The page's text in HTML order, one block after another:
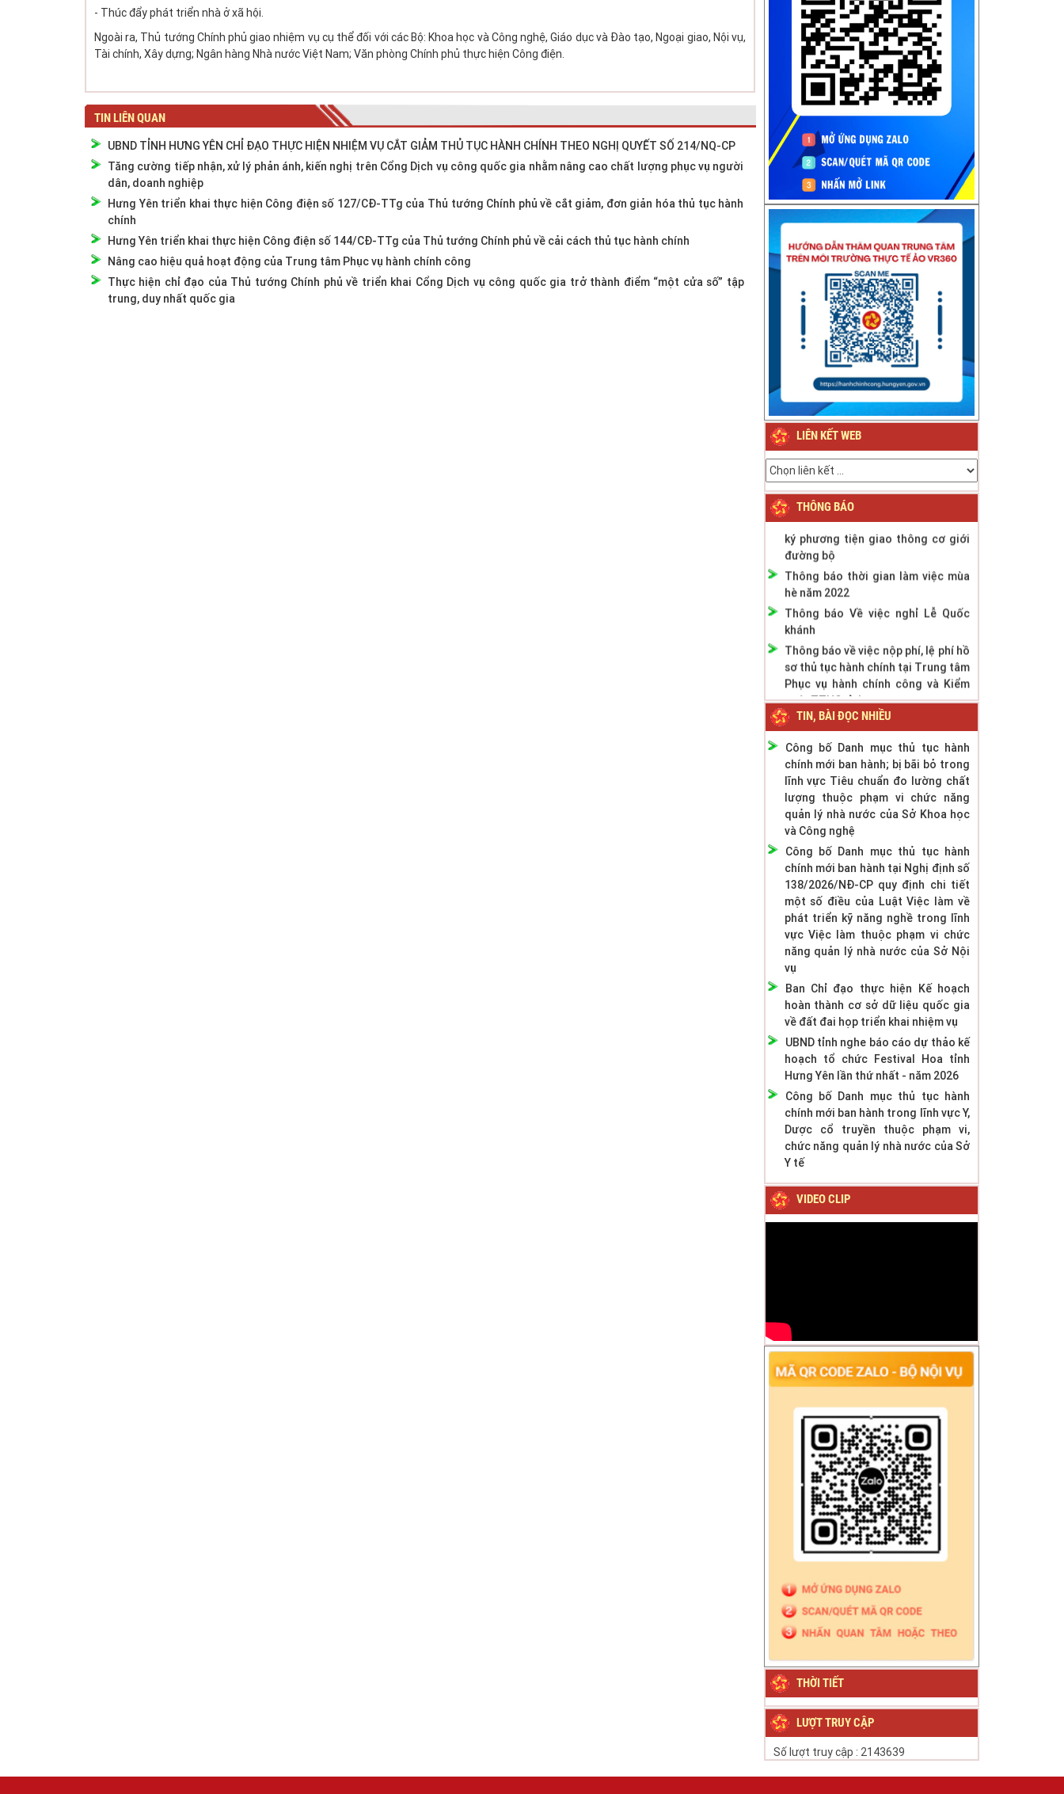
- Thúc đẩy phát triển nhà ở xã hội.
Ngoài ra, Thủ tướng Chính phủ giao nhiệm vụ cụ thể đối với các Bộ: Khoa học và Công nghệ, Giáo dục và Đào tạo, Ngoại giao, Nội vụ,
Tài chính, Xây dựng; Ngân hàng Nhà nước Việt Nam; Văn phòng Chính phủ thực hiện Công điện.
TIN LIÊN QUAN
UBND TỈNH HƯNG YÊN CHỈ ĐẠO THỰC HIỆN NHIỆM VỤ CẮT GIẢM THỦ TỤC HÀNH CHÍNH THEO NGHỊ QUYẾT SỐ 214/NQ-CP
Tăng cường tiếp nhận, xử lý phản ánh, kiến nghị trên Cổng Dịch vụ công quốc gia nhằm nâng cao chất lượng phục vụ người
dân, doanh nghiệp
Hưng Yên triển khai thực hiện Công điện số 127/CĐ-TTg của Thủ tướng Chính phủ về cắt giảm, đơn giản hóa thủ tục hành
chính
Hưng Yên triển khai thực hiện Công điện số 144/CĐ-TTg của Thủ tướng Chính phủ về cải cách thủ tục hành chính
Nâng cao hiệu quả hoạt động của Trung tâm Phục vụ hành chính công
Thực hiện chỉ đạo của Thủ tướng Chính phủ về triển khai Cổng Dịch vụ công quốc gia trở thành điểm “một cửa số” tập
trung, duy nhất quốc gia
LIÊN KẾT WEB
THÔNG BÁO
Thông báo về việc nghỉ Tết Nguyên
đán Bính Ngọ năm 2026
Thông báo về việc nghỉ Tết Nguyên
đán Giáp Thìn năm 2024
Thông báo Lịch nghỉ Lễ Quốc khánh
ngày 2/9/2023
Thông báo phân cấp công tác đăng
ký phương tiện giao thông cơ giới
đường bộ
Thông báo thời gian làm việc mùa
hè năm 2022
Thông báo Về việc nghỉ Lễ Quốc
khánh
Thông báo về việc nộp phí, lệ phí hồ
sơ thủ tục hành chính tại Trung tâm
Phục vụ hành chính công và Kiểm
soát TTHC tỉnh
TIN, BÀI ĐỌC NHIỀU
Công bố Danh mục thủ tục hành
chính mới ban hành; bị bãi bỏ trong
lĩnh vực Tiêu chuẩn đo lường chất
lượng thuộc phạm vi chức năng
quản lý nhà nước của Sở Khoa học
và Công nghệ
Công bố Danh mục thủ tục hành
chính mới ban hành tại Nghị định số
138/2026/NĐ-CP quy định chi tiết
một số điều của Luật Việc làm về
phát triển kỹ năng nghề trong lĩnh
vực Việc làm thuộc phạm vi chức
năng quản lý nhà nước của Sở Nội
vụ
Ban Chỉ đạo thực hiện Kế hoạch
hoàn thành cơ sở dữ liệu quốc gia
về đất đai họp triển khai nhiệm vụ
UBND tỉnh nghe báo cáo dự thảo kế
hoạch tổ chức Festival Hoa tỉnh
Hưng Yên lần thứ nhất - năm 2026
Công bố Danh mục thủ tục hành
chính mới ban hành trong lĩnh vực Y,
Dược cổ truyền thuộc phạm vi,
chức năng quản lý nhà nước của Sở
Y tế
VIDEO CLIP
THỜI TIẾT
LƯỢT TRUY CẬP
Số lượt truy cập : 2143639